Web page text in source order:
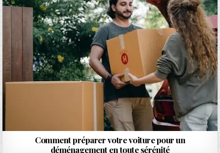
Comment préparer votre voiture pour un
déménagement en toute sérénité